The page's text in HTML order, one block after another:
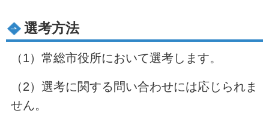
選考方法
（1）常総市役所において選考します。
（2）選考に関する問い合わせには応じられま
せん。